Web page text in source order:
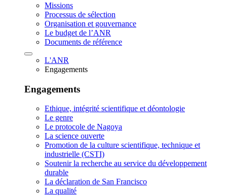
Missions
Processus de sélection
Organisation et gouvernance
Le budget de l’ANR
Documents de référence
L'ANR
Engagements
Engagements
Ethique, intégrité scientifique et déontologie
Le genre
Le protocole de Nagoya
La science ouverte
Promotion de la culture scientifique, technique et
industrielle (CSTI)
Soutenir la recherche au service du développement
durable
La déclaration de San Francisco
La qualité